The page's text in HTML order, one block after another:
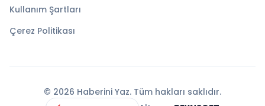
Kullanım Şartları
Çerez Politikası
© 2026 Haberini Yaz. Tüm hakları saklıdır.